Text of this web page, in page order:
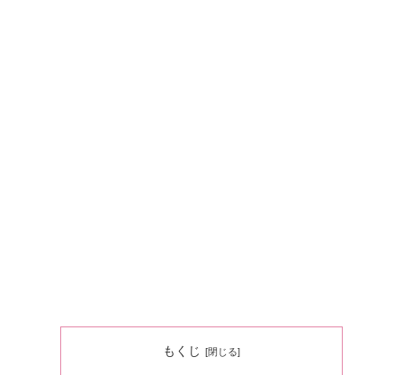
もくじ